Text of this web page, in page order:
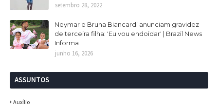
setembro 28, 2022
Neymar e Bruna Biancardi anunciam gravidez
de terceira filha: 'Eu vou endoidar' | Brazil News
Informa
junho 16, 2026
ASSUNTOS
Auxílio